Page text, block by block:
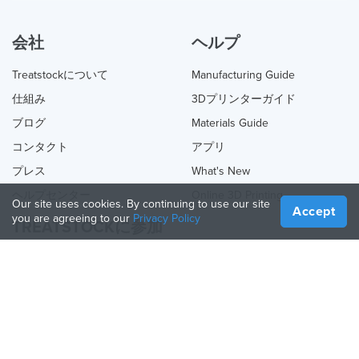
会社
Treatstockについて
仕組み
ブログ
コンタクト
プレス
ヘルプ
Manufacturing Guide
3Dプリンターガイド
Materials Guide
アプリ
What's New
Online 3D Printing
TREATSTOCKに参加
Our site uses cookies. By continuing to use our site
you are agreeing to our Privacy Policy Accept